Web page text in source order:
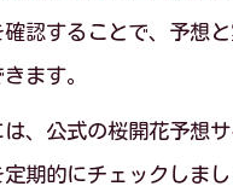
認することで、予想
ます。
、公式の桜開花予想
期的にチェックしま